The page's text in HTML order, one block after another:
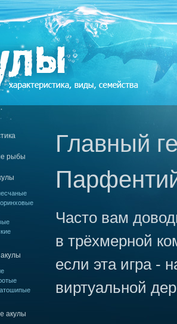
рыбы
акулы
Главный
Часто вам
в трёхмерной
если эта игра -
виртуальной